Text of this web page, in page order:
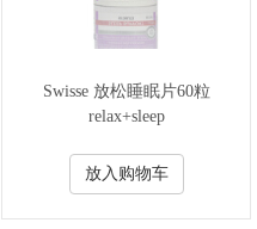
Swisse 放松睡眠片60粒
relax+sleep
放入购物车